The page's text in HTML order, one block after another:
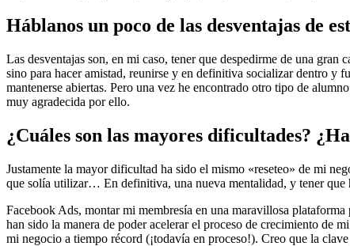
Háblanos un poco de las desventajas de
Las desventajas son, en mi caso, tener que despedirme de una gran
sino para hacer amistad, reunirse y en definitiva socializar dentro y
mantenerse abiertas. Pero una vez he encontrado otro tipo de
muy agradecida por ello.
¿Cuáles son las mayores dificultades?
Justamente la mayor dificultad ha sido el mismo «reseteo» de mi
que solía utilizar… En definitiva, una nueva mentalidad, y tener que
Facebook Ads, montar mi membresía en una maravillosa
han sido la manera de poder acelerar el proceso de crecimiento de
mi negocio a tiempo récord (¡todavía en proceso!). Creo que la